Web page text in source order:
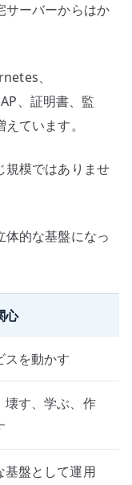
サーバーからはか
、
、証明書、監
ています。
規模ではありませ
体的な基盤になっ
心
スを動かす
壊す、学ぶ、作
基盤として運用